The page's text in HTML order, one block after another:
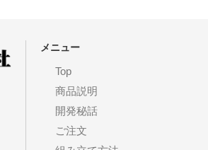
メニュー
Top
商品説明
開発秘話
ご注文